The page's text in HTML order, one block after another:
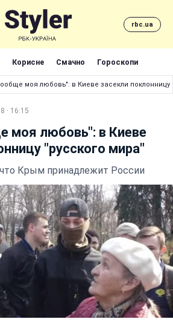
rbc.ua
Корисне Смачно Гороскопи
моя любовь": в Киеве засекли поклонницу
· 16:15
моя любовь": в Киеве
"русского мира"
Крым принадлежит России